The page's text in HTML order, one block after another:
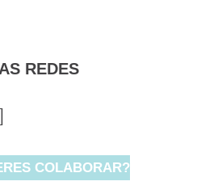
REDES
COLABORAR?